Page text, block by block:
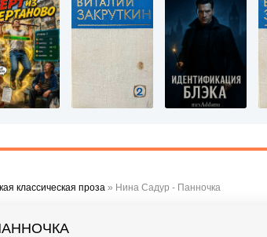
классическая проза » Нина Садур - Панночка